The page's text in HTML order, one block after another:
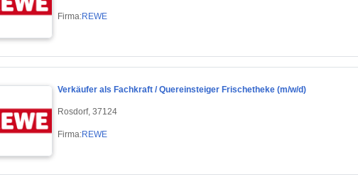
Firma:REWE
Verkäufer als Fachkraft / Quereinsteiger Frischetheke (m/w/d)
Rosdorf, 37124
Firma:REWE